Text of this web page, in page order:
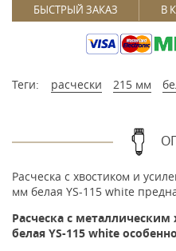
БЫСТРЫЙ ЗАКАЗ В
Теги: расчески 215 мм
Расческа с хвостиком и
мм белая YS-115 white
Расческа с
белая YS-115 white